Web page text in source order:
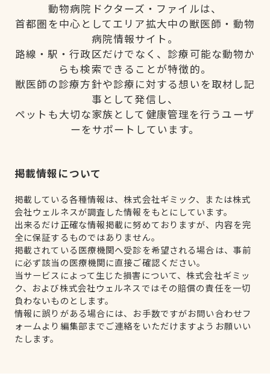
動物病院ドクターズ・ファイルは、
首都圏を中心としてエリア拡大中の獣医師・動物
病院情報サイト。
路線・駅・行政区だけでなく、診療可能な動物か
らも検索できることが特徴的。
獣医師の診療方針や診療に対する想いを取材し記
事として発信し、
ペットも大切な家族として健康管理を行うユーザ
ーをサポートしています。
掲載情報について
掲載している各種情報は、株式会社ギミック、または株式
会社ウェルネスが調査した情報をもとにしています。
出来るだけ正確な情報掲載に努めておりますが、内容を完
全に保証するものではありません。
掲載されている医療機関へ受診を希望される場合は、事前
に必ず該当の医療機関に直接ご確認ください。
当サービスによって生じた損害について、株式会社ギミッ
ク、および株式会社ウェルネスではその賠償の責任を一切
負わないものとします。
情報に誤りがある場合には、お手数ですがお問い合わせフ
ォームより編集部までご連絡をいただけますようお願いい
たします。